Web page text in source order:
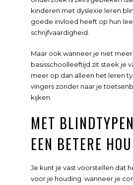
kinderen met dyslexie leren
goede invloed heeft op hun
schrijfvaardigheid.
Maar ook wanneer je niet
basisschoolleeftijd zit steek je
meer op dan alleen het leren
vingers zonder naar je
kijken.
MET
EEN BETERE
Je kunt je vast voorstellen dat
voor je houding wanneer je